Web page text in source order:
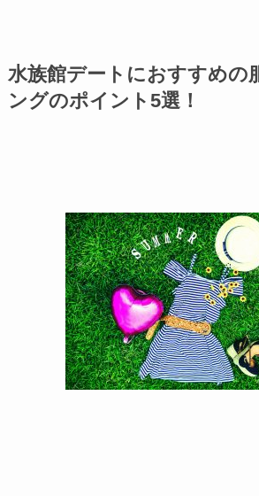
水族館デートにおすすめの
ングのポイント5選！